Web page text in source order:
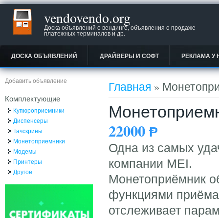
vendovendo.org
Доска объявлений о вендинге, объявления о продаже
платежных терминалов и др.
ДОСКА ОБЪЯВЛЕНИЙ ДРАЙВЕРЫ И СОФТ РЕКЛАМА У
Вы здесь
Главная »
22000 Ᵽ
Одна из самых
компании MEI.
Монетоприёмник
функциями
отслеживает
Добавить объявление
Комплектующие
Купюроприемники
Диспенсеры
Тачскрины
Монетоприемники
Модемы
Принтеры
Другое